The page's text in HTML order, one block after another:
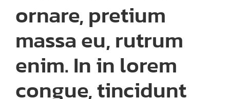
ornare, pretium
massa eu, rutrum
enim. In in lorem
congue, tincidunt